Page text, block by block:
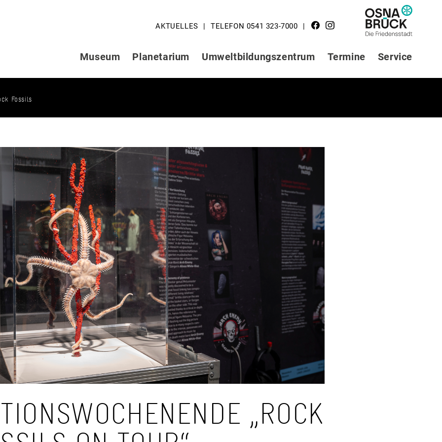
AKTUELLES TELEFON 0541 323-7000
LOGO STADT
OSNABRÜCK
Museum Planetarium Umweltbildungszentrum Termine Service
Fossils
„ROCK